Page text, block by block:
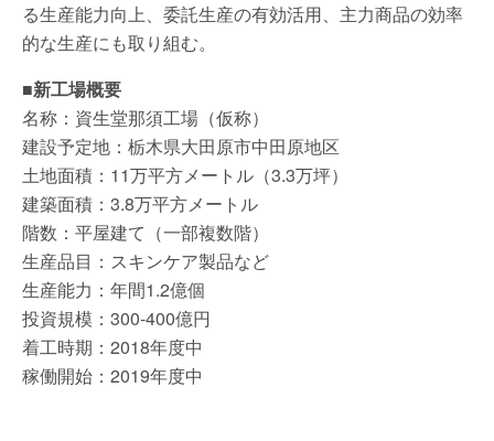
る生産能力向上、委託生産の有効活用、主力商品の効率
的な生産にも取り組む。
■新工場概要
名称：資生堂那須工場（仮称）
建設予定地：栃木県大田原市中田原地区
土地面積：11万平方メートル（3.3万坪）
建築面積：3.8万平方メートル
階数：平屋建て（一部複数階）
生産品目：スキンケア製品など
生産能力：年間1.2億個
投資規模：300-400億円
着工時期：2018年度中
稼働開始：2019年度中